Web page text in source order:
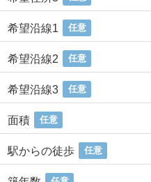
希望沿線1 任意
希望沿線2 任意
希望沿線3 任意
面積 任意
駅からの徒歩 任意